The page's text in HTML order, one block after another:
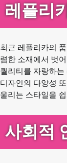
레플리
최근 레플리카의
렴한 소재에서 벗
퀄리티를 자랑하
디자인의 다양성
울리는 스타일을
사회적